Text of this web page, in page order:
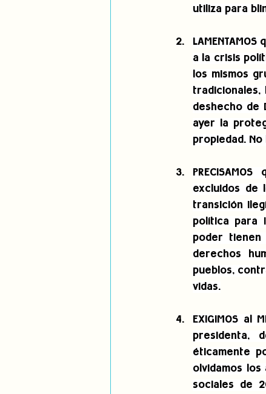
utiliza para
a la crisis
los mismos
tradicionales,
deshecho de
ayer la
propiedad.
excluidos de
transición
política para
poder tienen
derechos
pueblos,
vidas.
EXIGIMOS
presidenta,
éticamente
olvidamos
sociales de